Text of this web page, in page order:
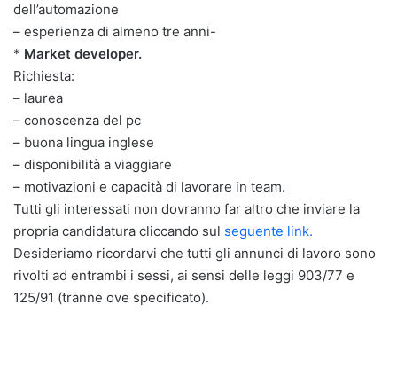
dell’automazione
– esperienza di almeno tre anni-
* Market developer.
Richiesta:
– laurea
– conoscenza del pc
– buona lingua inglese
– disponibilità a viaggiare
– motivazioni e capacità di lavorare in team.
Tutti gli interessati non dovranno far altro che inviare la
propria candidatura cliccando sul seguente link.
Desideriamo ricordarvi che tutti gli annunci di lavoro sono
rivolti ad entrambi i sessi, ai sensi delle leggi 903/77 e
125/91 (tranne ove specificato).